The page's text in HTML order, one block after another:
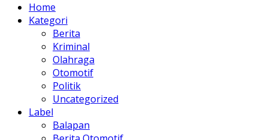
Home
Kategori
Berita
Kriminal
Olahraga
Otomotif
Politik
Uncategorized
Label
Balapan